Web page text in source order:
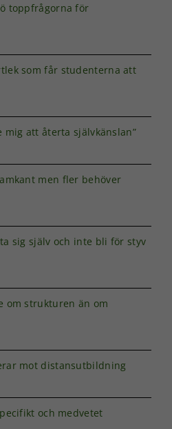
toppfrågorna för
som får studenterna att
mig att återta självkänslan”
men fler behöver
sig själv och inte bli för styv
om strukturen än om
mot distansutbildning
och medvetet
välja bort. De
över huvud
taget ska
Statistik
För att vi ska
förbättra
hemsidans